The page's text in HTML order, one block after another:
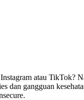
atau TikTok?
gangguan